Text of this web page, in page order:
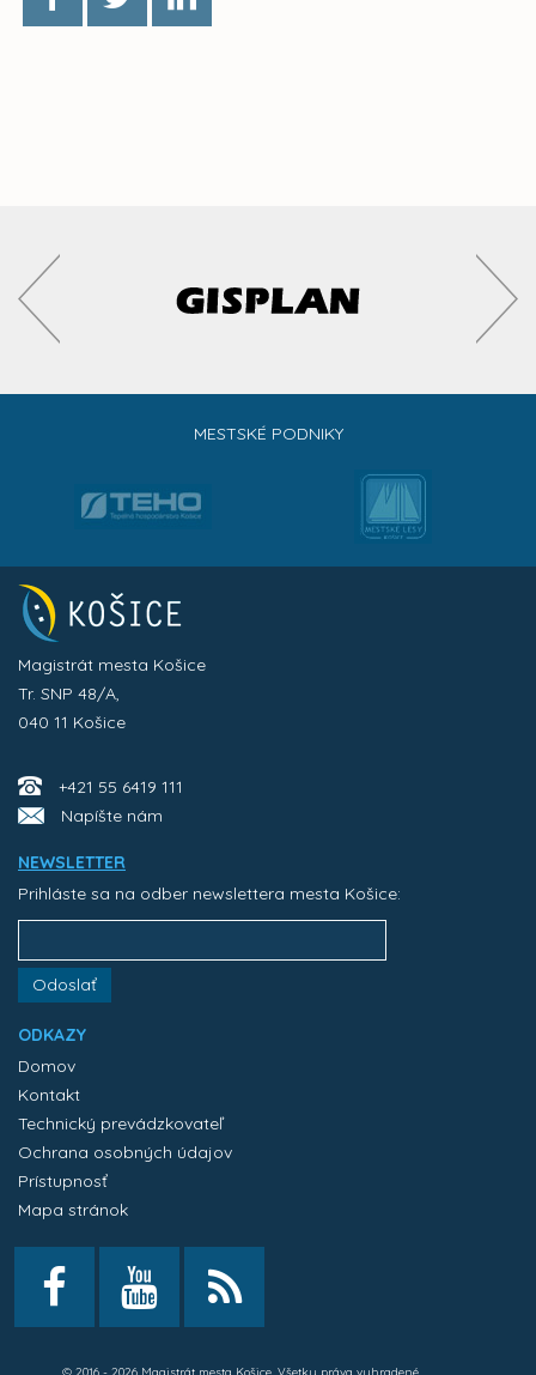
MESTSKÉ PODNIKY
Magistrát mesta Košice
Tr. SNP 48/A,
040 11 Košice
+421 55 6419 111
Napíšte nám
NEWSLETTER
Prihláste sa na odber newslettera mesta Košice:
Odoslať
ODKAZY
Domov
Kontakt
Technický prevádzkovateľ
Ochrana osobných údajov
Prístupnosť
Mapa stránok